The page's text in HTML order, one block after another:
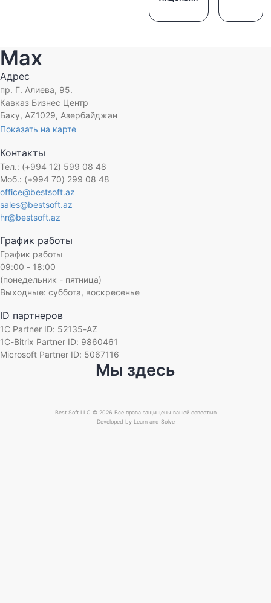
Max
Адрес
пр. Г. Алиева, 95.
Кавказ Бизнес Центр
Баку, AZ1029, Азербайджан
Показать на карте
Контакты
Тел.: (+994 12) 599 08 48
Моб.: (+994 70) 299 08 48
office@bestsoft.az
sales@bestsoft.az
hr@bestsoft.az
График работы
График работы
09:00 - 18:00
(понедельник - пятница)
Выходные: суббота, воскресенье
ID партнеров
1C Partner ID: 52135-AZ
1C-Bitrix Partner ID: 9860461
Microsoft Partner ID: 5067116
Мы здесь
Best Soft LLC © 2026 Все права защищены вашей совестью
Developed by Learn and Solve